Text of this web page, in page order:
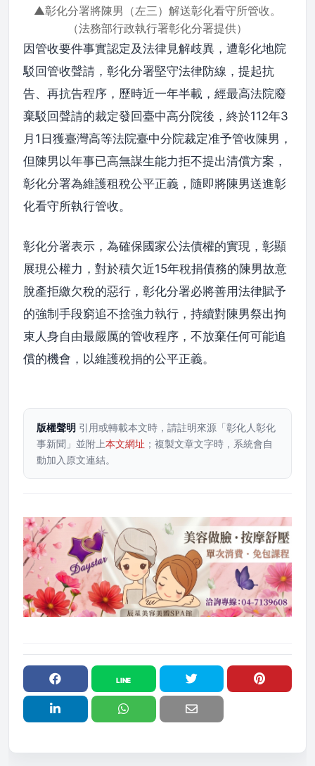
▲彰化分署將陳男（左三）解送彰化看守所管收。
（法務部行政執行署彰化分署提供）
因管收要件事實認定及法律見解歧異，遭彰化地院
駁回管收聲請，彰化分署堅守法律防線，提起抗
告、再抗告程序，歷時近一年半載，經最高法院廢
棄駁回聲請的裁定發回臺中高分院後，終於112年3
月1日獲臺灣高等法院臺中分院裁定准予管收陳男，
但陳男以年事已高無謀生能力拒不提出清償方案，
彰化分署為維護租稅公平正義，隨即將陳男送進彰
化看守所執行管收。
彰化分署表示，為確保國家公法債權的實現，彰顯
展現公權力，對於積欠近15年稅捐債務的陳男故意
脫產拒繳欠稅的惡行，彰化分署必將善用法律賦予
的強制手段窮追不捨強力執行，持續對陳男祭出拘
束人身自由最嚴厲的管收程序，不放棄任何可能追
償的機會，以維護稅捐的公平正義。
版權聲明 引用或轉載本文時，請註明來源「彰化人彰化
事新聞」並附上本文網址 ；複製文章文字時，系統會自
動加入原文連結。